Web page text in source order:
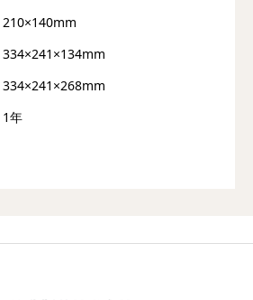
210×140mm
334×241×134mm
334×241×268mm
1年